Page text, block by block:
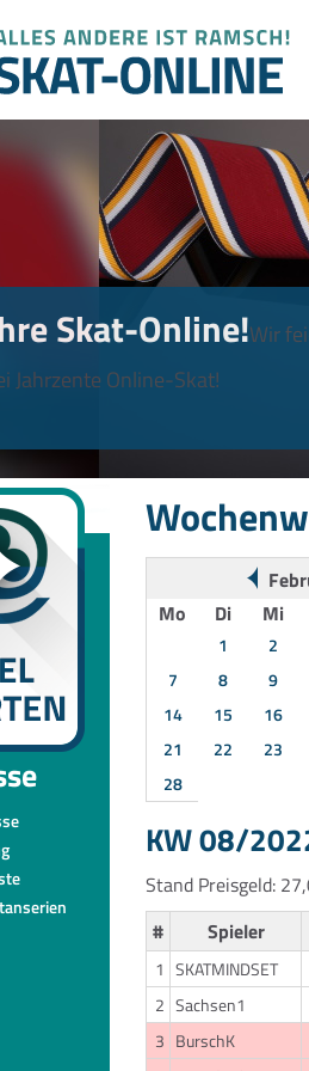
Skat-Online!Wir
Jahrzente Online-Skat!
Mo
Di Mi
1 2
7
8 9
14
15 16
21
22 23
28
KW 08/
Stand Preisgeld:
#
Spieler
1 SKATMINDSET
2 Sachsen1
3 BurschK